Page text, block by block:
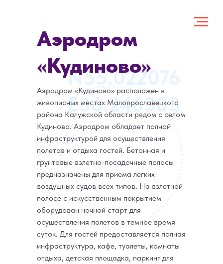
N55.022076
E36.246303
Аэродром
«Кудиново»
Аэродром «Кудиново» расположен в
живописных местах Малоярославецкого
района Калужской области рядом с селом
Кудиново. Аэродром обладает полной
инфраструктурой для осуществления
полетов и отдыха гостей. Бетонная и
грунтовые взлетно-посадочные полосы
предназначены для приема легких
воздушных судов всех типов. На взлетной
полосе с искусственным покрытием
оборудован ночной старт для
осуществления полетов в темное время
суток. Для гостей предоставляется полная
инфраструктура, кафе, туалеты, комнаты
отдыха, детская площадка, паркинг для